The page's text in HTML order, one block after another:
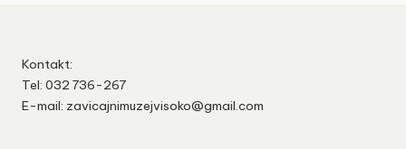
Kontakt:
Tel: 032 736-267
E-mail: zavicajnimuzejvisoko@gmail.com